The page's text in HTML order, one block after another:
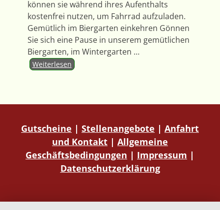
können sie während ihres Aufenthalts
kostenfrei nutzen, um Fahrrad aufzuladen.
Gemütlich im Biergarten einkehren Gönnen
Sie sich eine Pause in unserem gemütlichen
Biergarten, im Wintergarten …
Weiterlesen
Gutscheine | Stellenangebote | Anfahrt
und Kontakt | Allgemeine
Geschäftsbedingungen | Impressum |
Datenschutzerklärung